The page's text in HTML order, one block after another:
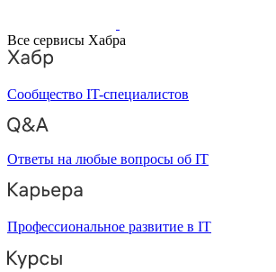
Все сервисы Хабра
Сообщество IT-специалистов
Ответы на любые вопросы об IT
Профессиональное развитие в IT